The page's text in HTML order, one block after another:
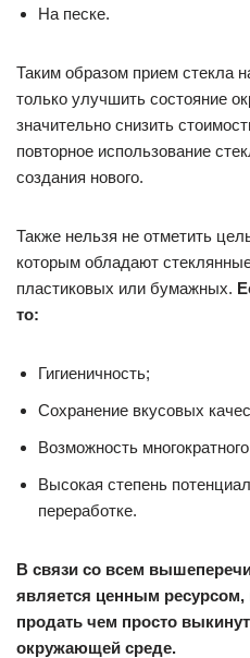
На песке.
Таким образом прием стекла
только улучшить состояние
значительно снизить
повторное использование
создания нового.
Также нельзя не отметить
которым обладают
пластиковых или бумажных.
то:
Гигиеничность;
Сохранение вкусовых
Возможность
Высокая степень
переработке.
В связи со всем
является ценным ресурсом,
продать чем просто
окружающей среде.